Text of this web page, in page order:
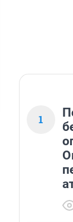
1